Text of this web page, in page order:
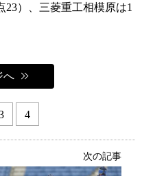
）、三菱重工相模原は1
へ
4
次の記事